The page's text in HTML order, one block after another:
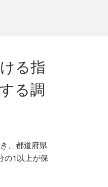
る指
る調
、都道府県
の1以上が保